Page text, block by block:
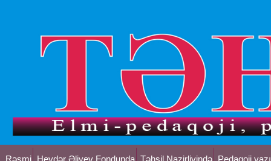
Rəsmi Heydər Əliyev Fondunda Təhsil Nazirliyində Pedaqoji